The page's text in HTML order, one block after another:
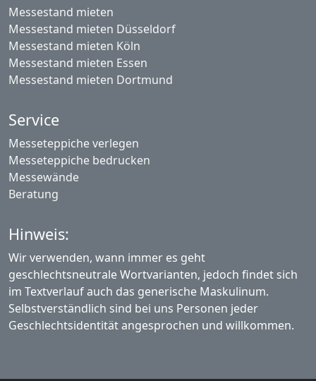
Messestand mieten
Messestand mieten Düsseldorf
Messestand mieten Köln
Messestand mieten Essen
Messestand mieten Dortmund
Service
Messeteppiche verlegen
Messeteppiche bedrucken
Messewände
Beratung
Hinweis:
Wir verwenden, wann immer es geht
geschlechtsneutrale Wortvarianten, jedoch findet sich
im Textverlauf auch das generische Maskulinum.
Selbstverständlich sind bei uns Personen jeder
Geschlechtsidentität angesprochen und willkommen.